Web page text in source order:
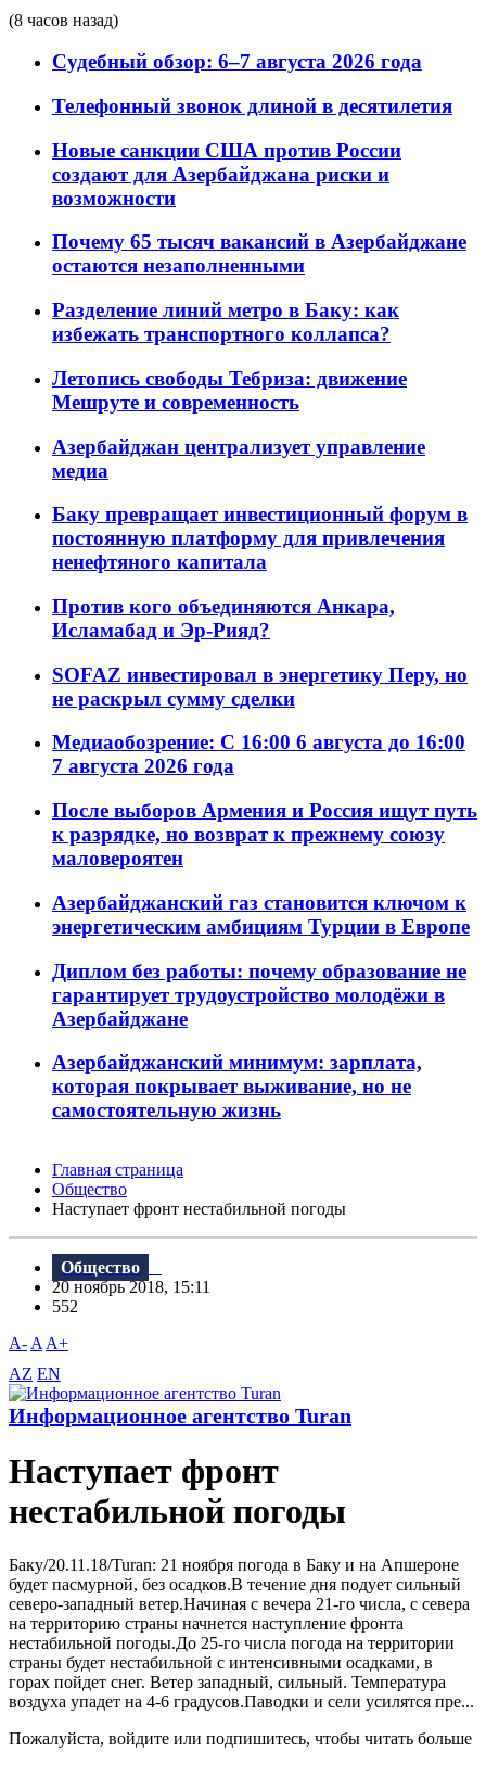
(8 часов назад)
Судебный обзор: 6–7 августа 2026 года
Телефонный звонок длиной в десятилетия
Новые санкции США против России
создают для Азербайджана риски и
возможности
Почему 65 тысяч вакансий в Азербайджане
остаются незаполненными
Разделение линий метро в Баку: как
избежать транспортного коллапса?
Летопись свободы Тебриза: движение
Мешруте и современность
Азербайджан централизует управление
медиа
Баку превращает инвестиционный форум в
постоянную платформу для привлечения
ненефтяного капитала
Против кого объединяются Анкара,
Исламабад и Эр-Рияд?
SOFAZ инвестировал в энергетику Перу, но
не раскрыл сумму сделки
Медиаобозрение: С 16:00 6 августа до 16:00
7 августа 2026 года
После выборов Армения и Россия ищут путь
к разрядке, но возврат к прежнему союзу
маловероятен
Азербайджанский газ становится ключом к
энергетическим амбициям Турции в Европе
Диплом без работы: почему образование не
гарантирует трудоустройство молодёжи в
Азербайджане
Азербайджанский минимум: зарплата,
которая покрывает выживание, но не
самостоятельную жизнь
Главная страница
Общество
Наступает фронт нестабильной погоды
Общество
20 ноябрь 2018, 15:11
552
A- A A+
AZ EN
Информационное агентство Turan
Наступает фронт
нестабильной погоды
Баку/20.11.18/Turan: 21 ноября погода в Баку и на Апшероне
будет пасмурной, без осадков.B течение дня подует сильный
северо-западный ветер.Начиная с вечера 21-го числа, с севера
на территорию страны начнется наступление фронта
нестабильной погоды.До 25-го числа погода на территории
страны будет нестабильной с интенсивными осадками, в
горах пойдет снег. Bетер западный, сильный. Температура
воздуха упадет на 4-6 градусов.Паводки и сели усилятся пре...
Пожалуйста, войдите или подпишитесь, чтобы читать больше